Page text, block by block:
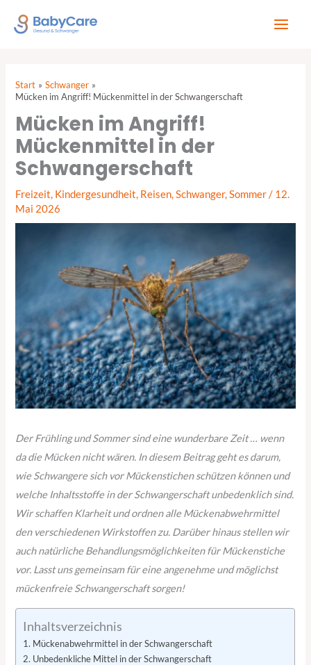
Inhalt
Start
Schwanger
Mücken im Angriff! Mückenmittel in der Schwangerschaft
Mücken im Angriff!
Mückenmittel in der
Schwangerschaft
Freizeit, Kindergesundheit, Reisen,Schwanger,Sommer/ 12.
Mai 2026
Der Frühling und Sommer sind eine wunderbare Zeit … wenn
da die Mücken nicht wären. In diesem Beitrag geht es darum,
wie Schwangere sich vor Mückenstichen schützen können und
welche Inhaltsstoffe in der Schwangerschaft unbedenklich sind.
Wir schaffen Klarheit und ordnen alle Mückenabwehrmittel
den verschiedenen Wirkstoffen zu. Darüber hinaus stellen wir
auch natürliche Behandlungsmöglichkeiten für Mückenstiche
vor. Lasst uns gemeinsam für eine angenehme und möglichst
mückenfreie Schwangerschaft sorgen!
Inhaltsverzeichnis
Mückenabwehrmittel in der Schwangerschaft
Unbedenkliche Mittel in der Schwangerschaft